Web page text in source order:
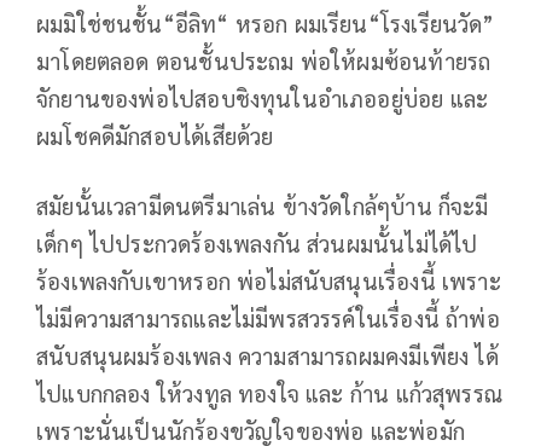
ผมมิใช่ชนชั้น“อีลิท“ หรอก ผมเรียน“โรงเรียนวัด”
มาโดยตลอด ตอนชั้นประถม พ่อให้ผมซ้อนท้ายรถ
จักยานของพ่อไปสอบชิงทุนในอำเภออยู่บ่อย และ
ผมโชคดีมักสอบได้เสียด้วย
สมัยนั้นเวลามีดนตรีมาเล่น ข้างวัดใกล้ๆบ้าน ก็จะมี
เด็กๆ ไปประกวดร้องเพลงกัน ส่วนผมนั้นไม่ได้ไป
ร้องเพลงกับเขาหรอก พ่อไม่สนับสนุนเรื่องนี้ เพราะ
ไม่มีความสามารถและไม่มีพรสวรรค์ในเรื่องนี้ ถ้าพ่อ
สนับสนุนผมร้องเพลง ความสามารถผมคงมีเพียง ได้
ไปแบกกลอง ให้วงทูล ทองใจ และ ก้าน แก้วสุพรรณ
เพราะนั่นเป็นนักร้องขวัญใจของพ่อ และพ่อมัก